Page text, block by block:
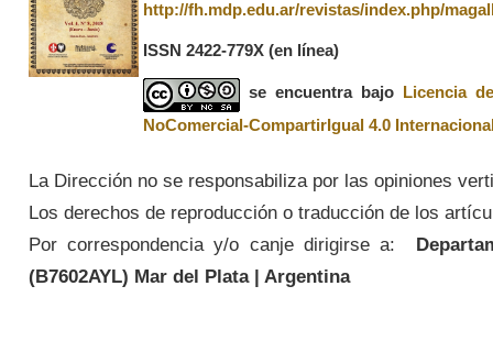
http://fh.mdp.edu.ar/revistas/index.php/
ISSN 2422-779X (en línea)
se encuentra bajo
Licencia
NoComercial-CompartirIgual 4.0
La Dirección no se responsabiliza por las opiniones
Los derechos de reproducción o traducción de los
Por correspondencia y/o canje dirigirse a:
(B7602AYL) Mar del Plata | Argentina